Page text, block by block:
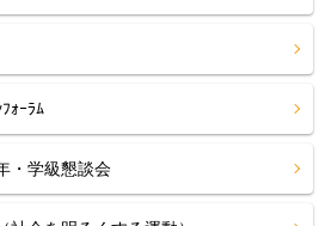
ｫｰﾗﾑ
学級懇談会